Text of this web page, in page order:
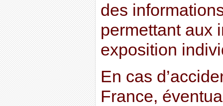
des
permettant aux
exposition
En cas
France,